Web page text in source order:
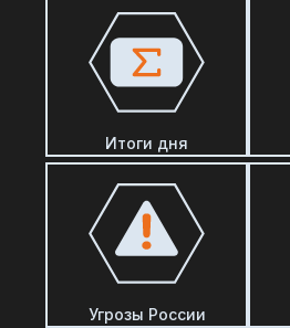
Итоги дня
Угрозы России